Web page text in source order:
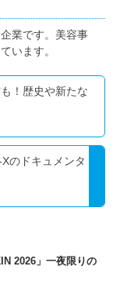
業です。美容事
います。
！歴史や新たな
のドキュメンタ
2026」一夜限りの